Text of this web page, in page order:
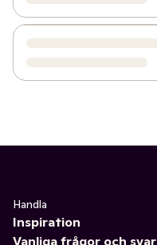
Handla
Inspiration
Vanliga frågor och svar